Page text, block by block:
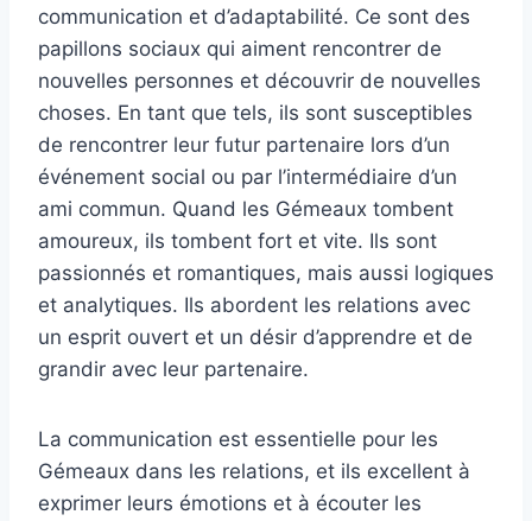
communication et d’adaptabilité. Ce sont des
papillons sociaux qui aiment rencontrer de
nouvelles personnes et découvrir de nouvelles
choses. En tant que tels, ils sont susceptibles
de rencontrer leur futur partenaire lors d’un
événement social ou par l’intermédiaire d’un
ami commun. Quand les Gémeaux tombent
amoureux, ils tombent fort et vite. Ils sont
passionnés et romantiques, mais aussi logiques
et analytiques. Ils abordent les relations avec
un esprit ouvert et un désir d’apprendre et de
grandir avec leur partenaire.
La communication est essentielle pour les
Gémeaux dans les relations, et ils excellent à
exprimer leurs émotions et à écouter les